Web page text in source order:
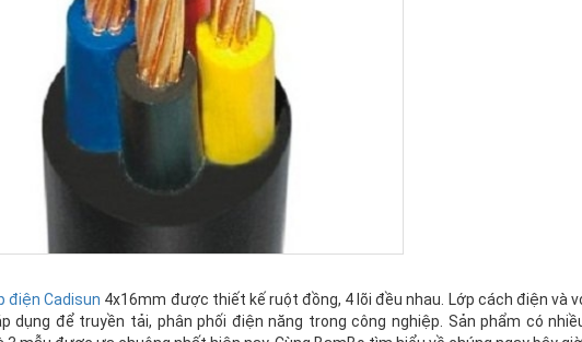
điện Cadisun 4x16mm được thiết kế ruột đồng, 4 lõi đều nhau. Lớp cách điện và
dụng để truyền tải, phân phối điện năng trong công nghiệp. Sản phẩm có